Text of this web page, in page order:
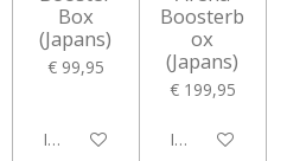
Box
(Japans)
€ 99,95
In winkelwagen
Boosterb
ox
(Japans)
€ 199,95
In winkelwagen